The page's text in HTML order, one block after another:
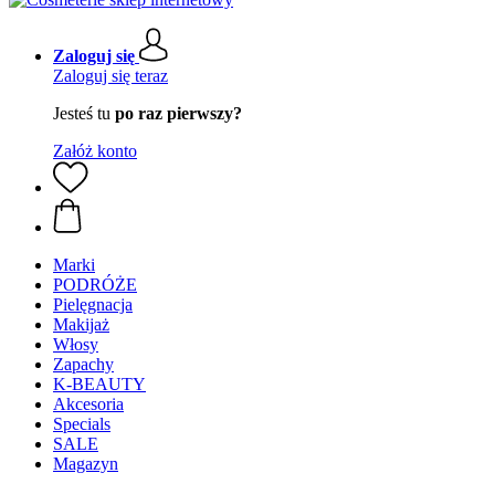
Zaloguj się
Zaloguj się teraz
Jesteś tu po raz pierwszy?
Załóż konto
Marki
PODRÓŻE
Pielęgnacja
Makijaż
Włosy
Zapachy
K-BEAUTY
Akcesoria
Specials
SALE
Magazyn